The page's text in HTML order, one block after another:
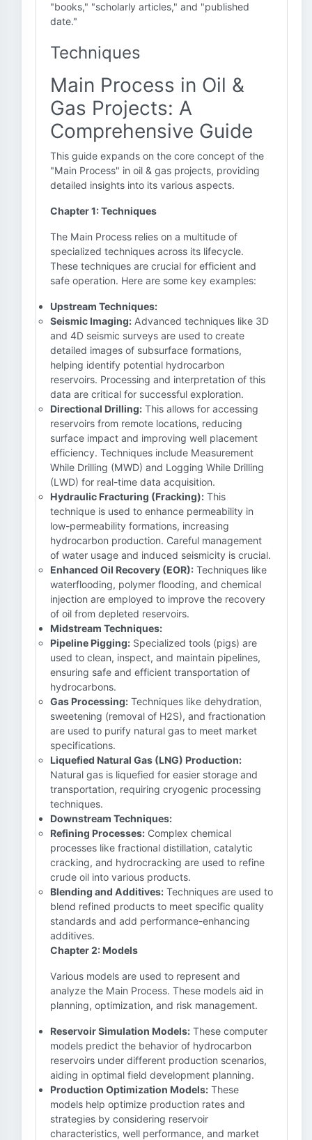
"books," "scholarly articles," and "published
date."
Techniques
Main Process in Oil &
Gas Projects: A
Comprehensive Guide
This guide expands on the core concept of the
"Main Process" in oil & gas projects, providing
detailed insights into its various aspects.
Chapter 1: Techniques
The Main Process relies on a multitude of
specialized techniques across its lifecycle.
These techniques are crucial for efficient and
safe operation. Here are some key examples:
Upstream Techniques:
Seismic Imaging: Advanced techniques like 3D
and 4D seismic surveys are used to create
detailed images of subsurface formations,
helping identify potential hydrocarbon
reservoirs. Processing and interpretation of this
data are critical for successful exploration.
Directional Drilling: This allows for accessing
reservoirs from remote locations, reducing
surface impact and improving well placement
efficiency. Techniques include Measurement
While Drilling (MWD) and Logging While Drilling
(LWD) for real-time data acquisition.
Hydraulic Fracturing (Fracking): This
technique is used to enhance permeability in
low-permeability formations, increasing
hydrocarbon production. Careful management
of water usage and induced seismicity is crucial.
Enhanced Oil Recovery (EOR): Techniques like
waterflooding, polymer flooding, and chemical
injection are employed to improve the recovery
of oil from depleted reservoirs.
Midstream Techniques:
Pipeline Pigging: Specialized tools (pigs) are
used to clean, inspect, and maintain pipelines,
ensuring safe and efficient transportation of
hydrocarbons.
Gas Processing: Techniques like dehydration,
sweetening (removal of H2S), and fractionation
are used to purify natural gas to meet market
specifications.
Liquefied Natural Gas (LNG) Production:
Natural gas is liquefied for easier storage and
transportation, requiring cryogenic processing
techniques.
Downstream Techniques:
Refining Processes: Complex chemical
processes like fractional distillation, catalytic
cracking, and hydrocracking are used to refine
crude oil into various products.
Blending and Additives: Techniques are used to
blend refined products to meet specific quality
standards and add performance-enhancing
additives.
Chapter 2: Models
Various models are used to represent and
analyze the Main Process. These models aid in
planning, optimization, and risk management.
Reservoir Simulation Models: These computer
models predict the behavior of hydrocarbon
reservoirs under different production scenarios,
aiding in optimal field development planning.
Production Optimization Models: These
models help optimize production rates and
strategies by considering reservoir
characteristics, well performance, and market